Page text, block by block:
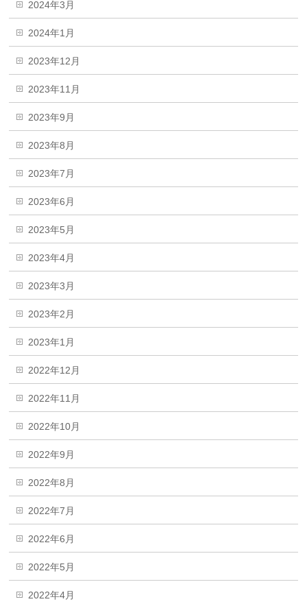
2024年3月
2024年1月
2023年12月
2023年11月
2023年9月
2023年8月
2023年7月
2023年6月
2023年5月
2023年4月
2023年3月
2023年2月
2023年1月
2022年12月
2022年11月
2022年10月
2022年9月
2022年8月
2022年7月
2022年6月
2022年5月
2022年4月